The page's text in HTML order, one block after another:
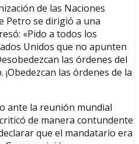
de las Naciones
Petro se dirigió a una
«Pido a todos los
Unidos que no apunten
las órdenes del
las órdenes de la
ante la reunión mundial
de manera contundente
que el mandatario era